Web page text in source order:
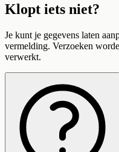
Klopt iets niet?
Je kunt je gegevens laten
vermelding. Verzoeken
verwerkt.